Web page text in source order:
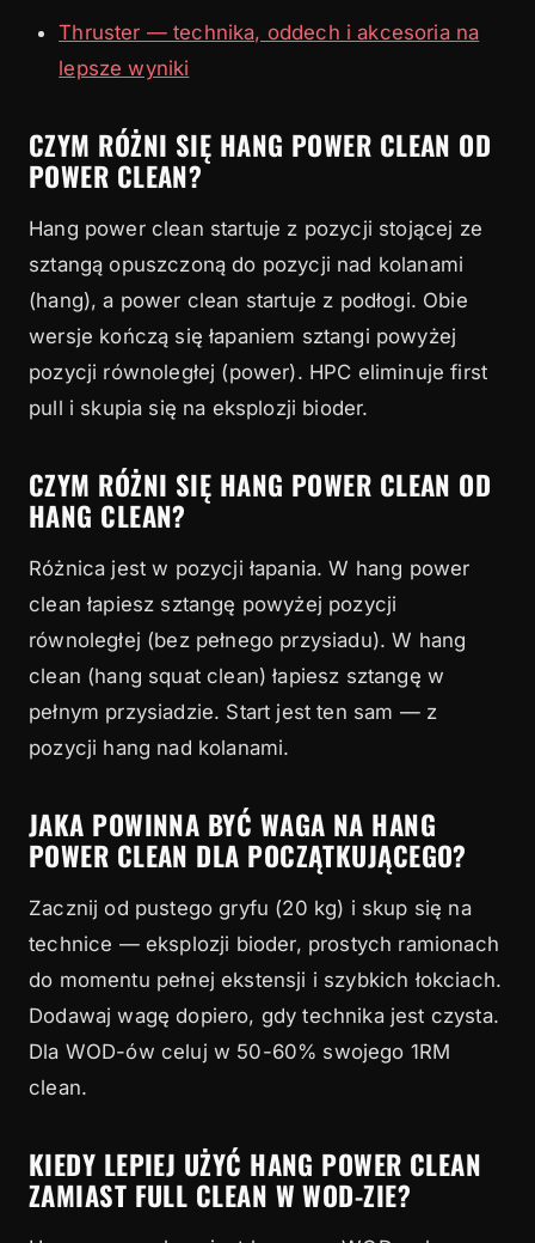
Thruster — technika, oddech i akcesoria na
lepsze wyniki
CZYM RÓŻNI SIĘ HANG POWER CLEAN OD
POWER CLEAN?
Hang power clean startuje z pozycji stojącej ze
sztangą opuszczoną do pozycji nad kolanami
(hang), a power clean startuje z podłogi. Obie
wersje kończą się łapaniem sztangi powyżej
pozycji równoległej (power). HPC eliminuje first
pull i skupia się na eksplozji bioder.
CZYM RÓŻNI SIĘ HANG POWER CLEAN OD
HANG CLEAN?
Różnica jest w pozycji łapania. W hang power
clean łapiesz sztangę powyżej pozycji
równoległej (bez pełnego przysiadu). W hang
clean (hang squat clean) łapiesz sztangę w
pełnym przysiadzie. Start jest ten sam — z
pozycji hang nad kolanami.
JAKA POWINNA BYĆ WAGA NA HANG
POWER CLEAN DLA POCZĄTKUJĄCEGO?
Zacznij od pustego gryfu (20 kg) i skup się na
technice — eksplozji bioder, prostych ramionach
do momentu pełnej ekstensji i szybkich łokciach.
Dodawaj wagę dopiero, gdy technika jest czysta.
Dla WOD-ów celuj w 50-60% swojego 1RM
clean.
KIEDY LEPIEJ UŻYĆ HANG POWER CLEAN
ZAMIAST FULL CLEAN W WOD-ZIE?